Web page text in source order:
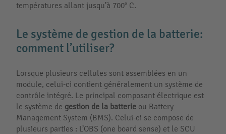
températures allant jusqu’à 700° C.
Le système de gestion de la batterie:
comment l’utiliser?
Lorsque plusieurs cellules sont assemblées en un
module, celui-ci contient généralement un système de
contrôle intégré. Le principal composant électrique est
le système de gestion de la batterie ou Battery
Management System (BMS). Celui-ci se compose de
plusieurs parties : L’OBS (one board sense) et le SCU